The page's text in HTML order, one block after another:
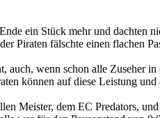
ein Stück mehr und
Piraten fälschte einen flachen
wenn schon alle Zuseher
können auf diese Leistung
Meister, dem EC Predators,